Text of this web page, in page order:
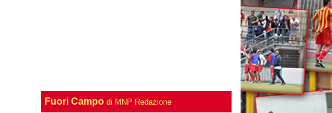
Fuori Campo di MNP Redazione